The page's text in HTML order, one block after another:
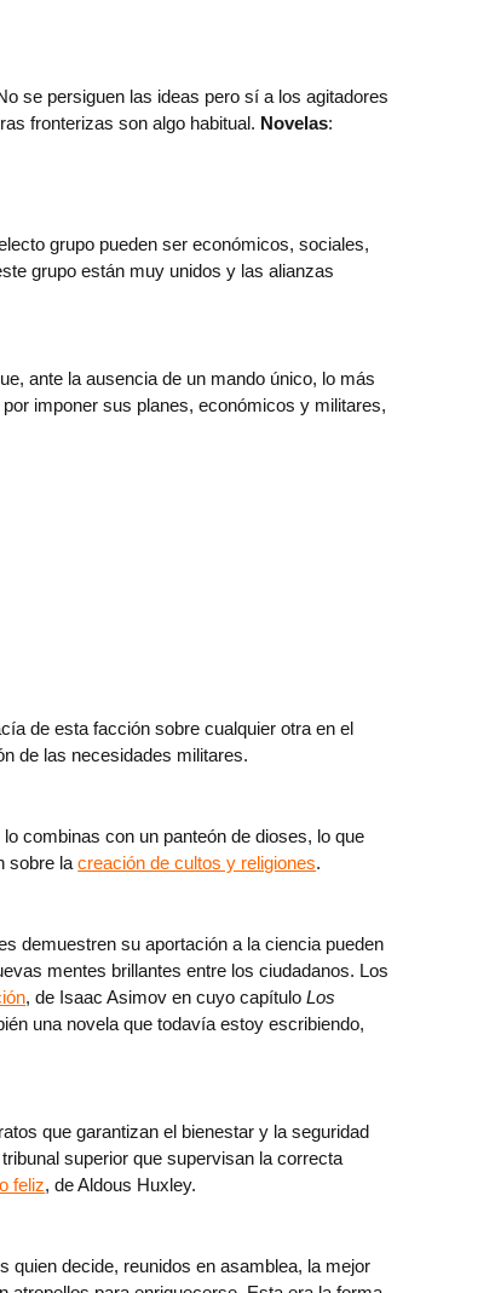
se persiguen las ideas pero sí a los agitadores
fronterizas son algo habitual. Novelas:
grupo pueden ser económicos, sociales,
grupo están muy unidos y las alianzas
ante la ausencia de un mando único, lo más
imponer sus planes, económicos y militares,
de esta facción sobre cualquier otra en el
de las necesidades militares.
combinas con un panteón de dioses, lo que
sobre lacreación de cultos y religiones.
demuestren su aportación a la ciencia pueden
mentes brillantes entre los ciudadanos. Los
, de Isaac Asimov en cuyo capítuloLos
una novela que todavía estoy escribiendo,
que garantizan el bienestar y la seguridad
superior que supervisan la correcta
feliz, de Aldous Huxley.
quien decide, reunidos en asamblea, la mejor